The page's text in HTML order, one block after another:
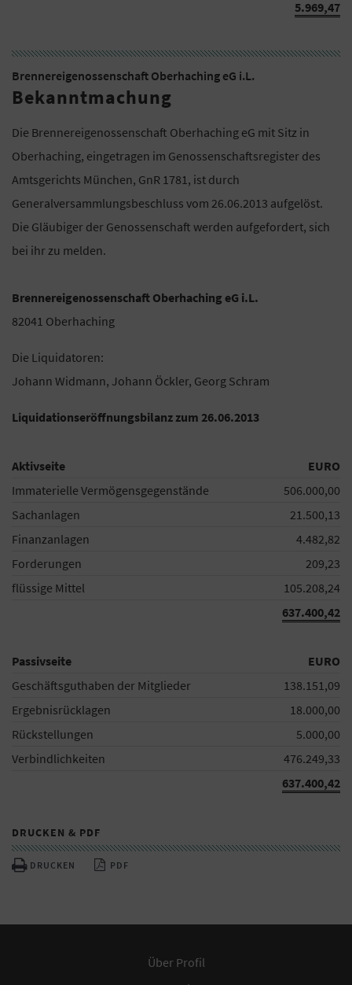
5.969,47
Brennereigenossenschaft Oberhaching eG i.L.
Bekanntmachung
Die Brennereigenossenschaft Oberhaching eG mit Sitz in
Oberhaching, eingetragen im Genossenschaftsregister des
Amtsgerichts München, GnR 1781, ist durch
Generalversammlungsbeschluss vom 26.06.2013 aufgelöst.
Die Gläubiger der Genossenschaft werden aufgefordert, sich
bei ihr zu melden.
Brennereigenossenschaft Oberhaching eG i.L.
82041 Oberhaching
Die Liquidatoren:
Johann Widmann, Johann Öckler, Georg Schram
Liquidationseröffnungsbilanz zum 26.06.2013
Aktivseite
EURO
Immaterielle Vermögensgegenstände
506.000,00
Sachanlagen
21.500,13
Finanzanlagen
4.482,82
Forderungen
209,23
flüssige Mittel
105.208,24
637.400,42
Passivseite
EURO
Geschäftsguthaben der Mitglieder
138.151,09
Ergebnisrücklagen
18.000,00
Rückstellungen
5.000,00
Verbindlichkeiten
476.249,33
637.400,42
DRUCKEN & PDF
DRUCKEN PDF
Über Profil